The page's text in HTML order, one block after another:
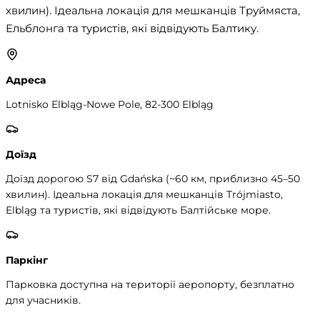
хвилин). Ідеальна локація для мешканців Труймяста,
Ельблонга та туристів, які відвідують Балтику.
Адреса
Lotnisko Elbląg-Nowe Pole, 82-300 Elbląg
Доїзд
Доїзд дорогою S7 від Gdańska (~60 км, приблизно 45–50
хвилин). Ідеальна локація для мешканців Trójmiasto,
Elbląg та туристів, які відвідують Балтійське море.
Паркінг
Парковка доступна на території аеропорту, безплатно
для учасників.